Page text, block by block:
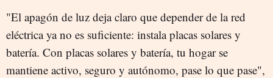
"El apagón de luz deja claro que depender de la red
eléctrica ya no es suficiente: instala placas solares y
batería. Con placas solares y batería, tu hogar se
mantiene activo, seguro y autónomo, pase lo que pase",